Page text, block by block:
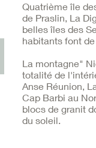
Quatrième île
de Praslin, La
belles îles des
habitants font
La montagne"
totalité de
Anse Réunion,
Cap Barbi au
blocs de granit
du soleil.